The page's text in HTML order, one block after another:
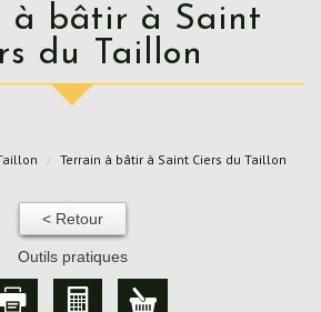
du Taillon
Terrain à bâtir à Saint Ciers du Taillon
< Retour
Outils pratiques